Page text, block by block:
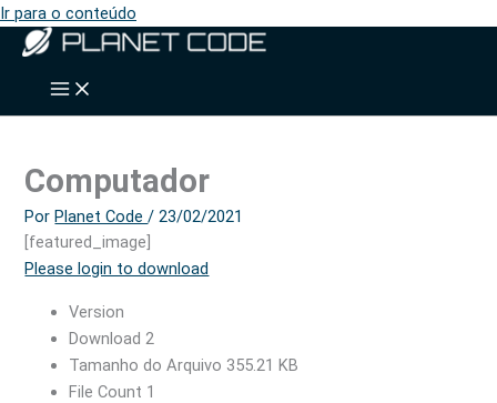
Ir para o conteúdo
Computador
PorPlanet Code/23/02/2021
[featured_image]
Please login to download
Version
Download2
Tamanho do Arquivo 355.21 KB
File Count 1